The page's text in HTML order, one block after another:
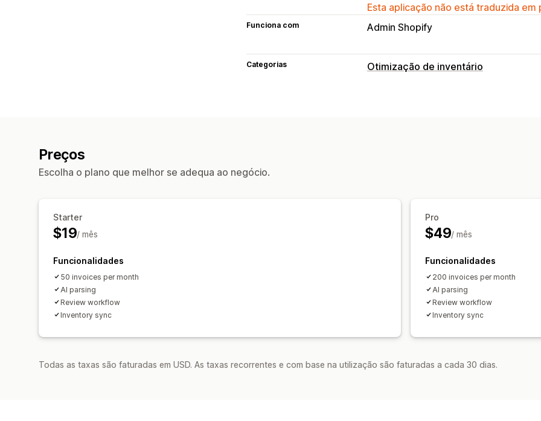
Esta aplicação não está traduzida
Funciona com Admin Shopify
Categorias Otimização de inventário
Preços
Escolha o plano que melhor se adequa ao negócio.
Starter
$19/ mês
Funcionalidades
50 invoices per month
AI parsing
Review workflow
Inventory sync
Pro
$49/ mês
Funcionalidades
200 invoices per month
AI parsing
Review workflow
Inventory sync
Todas as taxas são faturadas em USD. As taxas recorrentes e com base na utilização são faturadas a cada 30 dias.